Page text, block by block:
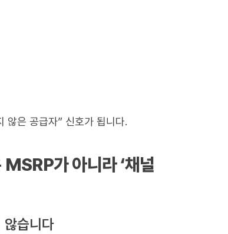
않은 공급자” 신호가 됩니다.
가 아니라 ‘채널
않습니다